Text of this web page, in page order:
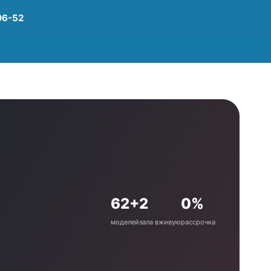
52
62+
моделей
2
зала вживую
0%
рассрочка